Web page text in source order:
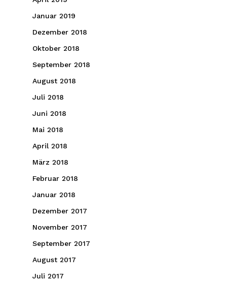
Januar 2019
Dezember 2018
Oktober 2018
September 2018
August 2018
Juli 2018
Juni 2018
Mai 2018
April 2018
März 2018
Februar 2018
Januar 2018
Dezember 2017
November 2017
September 2017
August 2017
Juli 2017